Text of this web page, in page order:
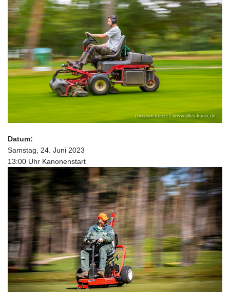
Datum:
Samstag, 24. Juni 2023
13:00 Uhr Kanonenstart